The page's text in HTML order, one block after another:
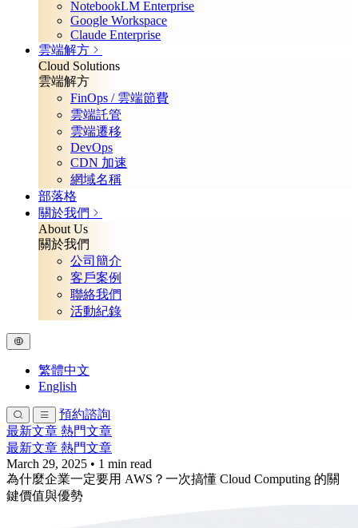
NotebookLM Enterprise
Google Workspace
Claude Enterprise
雲端解方
Cloud Solutions
雲端解方
FinOps / 雲端節費
雲端託管
雲端遷移
DevOps
CDN 加速
網域名稱
部落格
關於我們
About Us
關於我們
公司簡介
客戶案例
聯絡我們
活動紀錄
繁體中文
English
預約諮詢
最新文章 熱門文章
最新文章 熱門文章
March 29, 2025 • 1 min read
為什麼企業一定要用 AWS？一次搞懂 Cloud Computing 的關
鍵價值與優勢